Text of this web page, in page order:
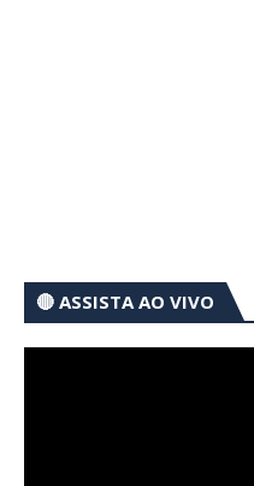
🔴 ASSISTA AO VIVO